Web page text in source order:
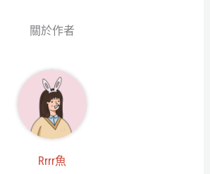
關於作者
Rrrr魚